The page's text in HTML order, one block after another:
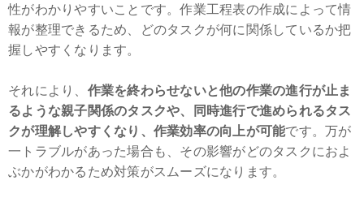
性がわかりやすいことです。作業工程表の作成によって情
報が整理できるため、どのタスクが何に関係しているか把
握しやすくなります。
それにより、 作業を終わらせないと他の作業の進行が止ま
るような親子関係のタスクや、同時進行で進められるタス
クが理解しやすくなり、作業効率の向上が可能です。万が
一トラブルがあった場合も、その影響がどのタスクにおよ
ぶかがわかるため対策がスムーズになります。